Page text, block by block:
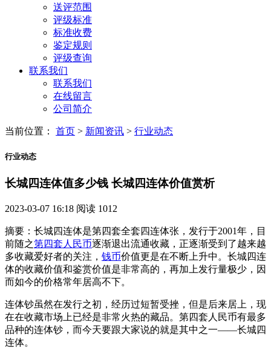
送评范围
评级标准
标准收费
鉴定规则
评级查询
联系我们
联系我们
在线留言
公司简介
当前位置： 首页 > 新闻资讯 > 行业动态
行业动态
长城四连体值多少钱 长城四连体价值赏析
2023-03-07 16:18 阅读 1012
摘要：长城四连体是第四套全套四连体张，发行于2001年，目
前随之第四套人民币逐渐退出流通收藏，正逐渐受到了越来越
多收藏爱好者的关注， 钱币价值更是在不断上升中。长城四连
体的收藏价值和鉴赏价值是非常高的，再加上发行量极少，因
而如今的价格常年居高不下。
连体钞虽然在发行之初，经历过短暂受挫，但是后来居上，现
在在收藏市场上已经是非常火热的藏品。第四套人民币有最多
品种的连体钞，而今天要跟大家说的就是其中之一——长城四
连体。